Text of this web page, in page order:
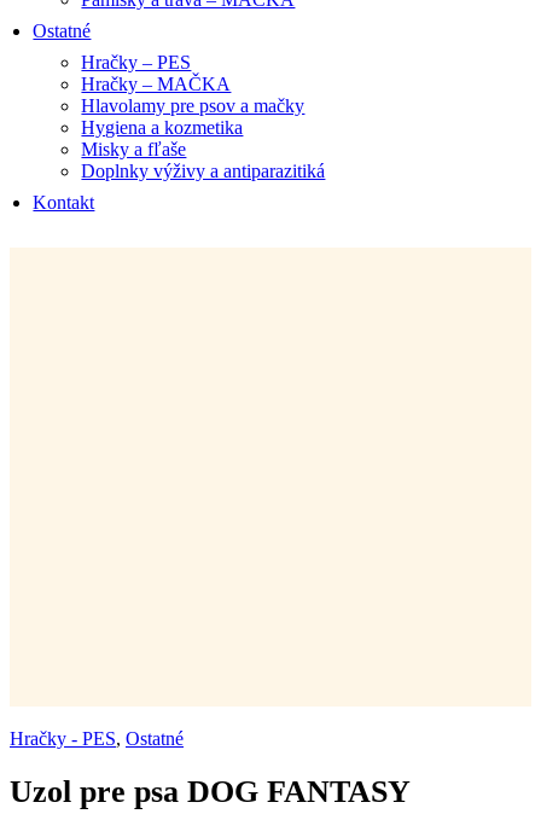
Ostatné
Hračky – PES
Hračky – MAČKA
Hlavolamy pre psov a mačky
Hygiena a kozmetika
Misky a fľaše
Doplnky výživy a antiparazitiká
Kontakt
Hračky - PES, Ostatné
Uzol pre psa DOG FANTASY